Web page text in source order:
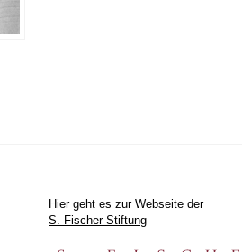
Hier geht es zur Webseite der
S. Fischer Stiftung